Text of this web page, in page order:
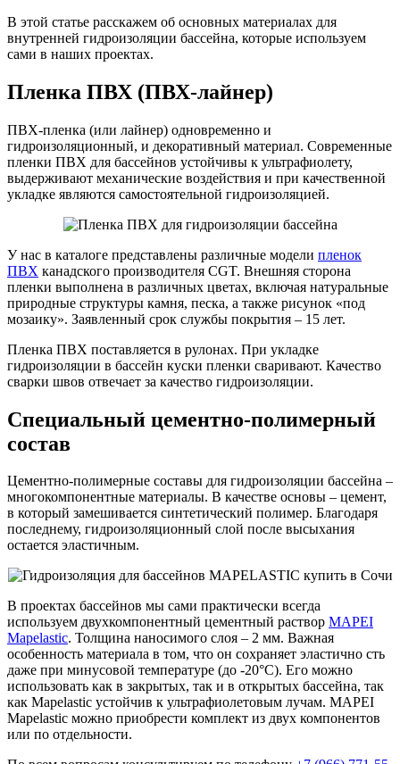
В этой статье расскажем об основных материалах для
внутренней гидроизоляции бассейна, которые используем
сами в наших проектах.
Пленка ПВХ (ПВХ-лайнер)
ПВХ-пленка (или лайнер) одновременно и
гидроизоляционный, и декоративный материал. Современные
пленки ПВХ для бассейнов устойчивы к ультрафиолету,
выдерживают механические воздействия и при качественной
укладке являются самостоятельной гидроизоляцией.
У нас в каталоге представлены различные модели пленок
ПВХ канадского производителя CGT. Внешняя сторона
пленки выполнена в различных цветах, включая натуральные
природные структуры камня, песка, а также рисунок «под
мозаику». Заявленный срок службы покрытия – 15 лет.
Пленка ПВХ поставляется в рулонах. При укладке
гидроизоляции в бассейн куски пленки сваривают. Качество
сварки швов отвечает за качество гидроизоляции.
Специальный цементно-полимерный
состав
Цементно-полимерные составы для гидроизоляции бассейна –
многокомпонентные материалы. В качестве основы – цемент,
в который замешивается синтетический полимер. Благодаря
последнему, гидроизоляционный слой после высыхания
остается эластичным.
В проектах бассейнов мы сами практически всегда
используем двухкомпонентный цементный раствор MAPEI
Mapelastic. Толщина наносимого слоя – 2 мм. Важная
особенность материала в том, что он сохраняет эластично сть
даже при минусовой температуре (до -20°С). Его можно
использовать как в закрытых, так и в открытых бассейна, так
как Mapelastic устойчив к ультрафиолетовым лучам. MAPEI
Mapelastic можно приобрести комплект из двух компонентов
или по отдельности.